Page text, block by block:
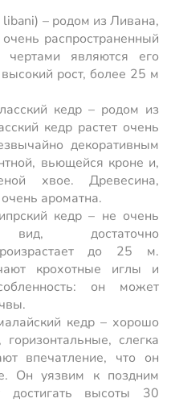
– родом из Ливана,
распространенный
чертами являются его
рост, более 25 м
кедр – родом из
кедр растет очень
декоративным
вьющейся кроне и,
хвое. Древесина,
ароматна.
кедр – не очень
вид, достаточно
до 25 м.
крохотные иглы и
он может
кедр – хорошо
слегка
впечатление, что он
Он уязвим к поздним
высоты 30